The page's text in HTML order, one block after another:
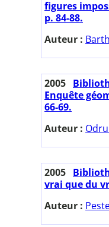
figures
p. 84-88.
Auteur :
2005
Enquête
66-69.
Auteur :
2005
vrai que du
Auteur :